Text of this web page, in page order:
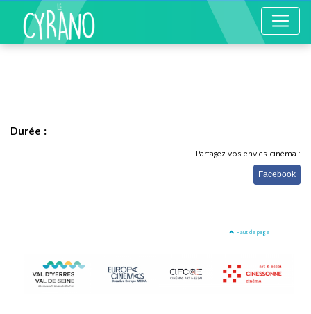
Durée :
Partagez vos envies cinéma :
Facebook
Haut de page